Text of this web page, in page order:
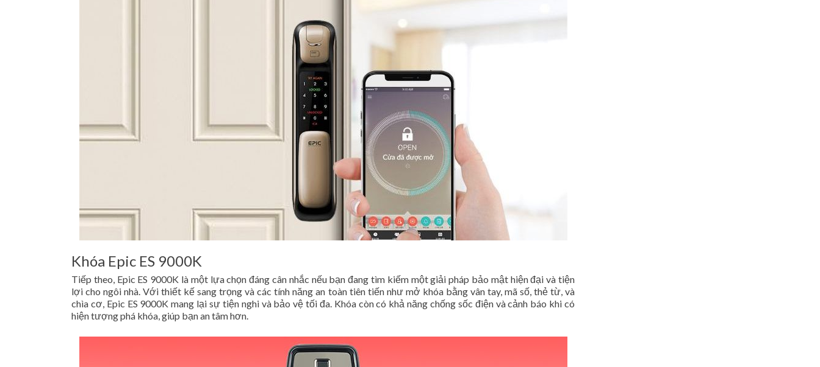
Khóa Epic ES 9000K
Tiếp theo, Epic ES 9000K là một lựa chọn đáng cân nhắc nếu bạn đang tìm kiếm một giải pháp bảo mật hiện đại và tiện
lợi cho ngôi nhà. Với thiết kế sang trọng và các tính năng an toàn tiên tiến như mở khóa bằng vân tay, mã số, thẻ từ, và
chìa cơ, Epic ES 9000K mang lại sự tiện nghi và bảo vệ tối đa. Khóa còn có khả năng chống sốc điện và cảnh báo khi có
hiện tượng phá khóa, giúp bạn an tâm hơn.